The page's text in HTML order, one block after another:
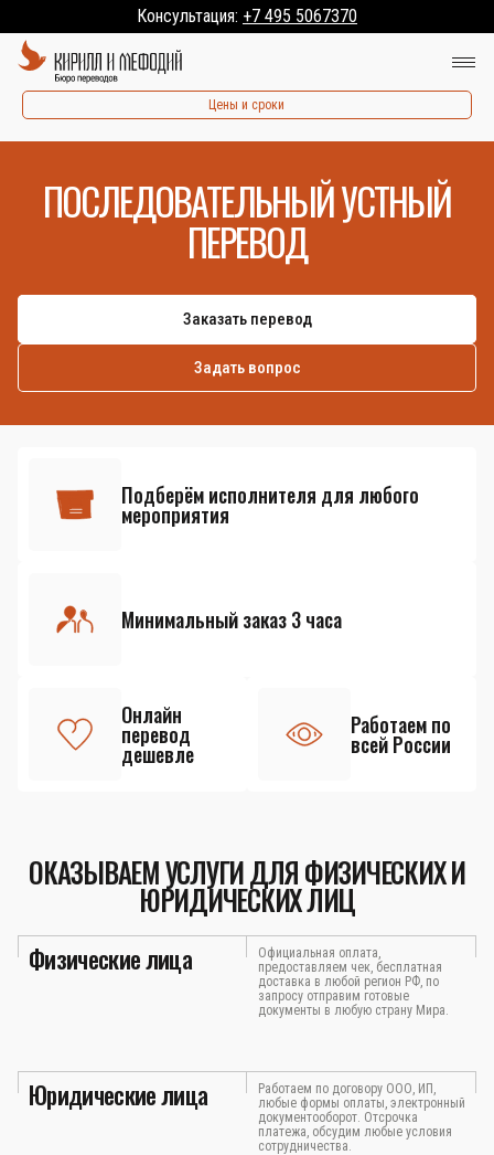
Консультация: +7 495 5067370
Цены и сроки
ПОСЛЕДОВАТЕЛЬНЫЙ УСТНЫЙ
ПЕРЕВОД
Заказать перевод
Задать вопрос
Подберём исполнителя для любого
мероприятия
Минимальный заказ 3 часа
Онлайн
перевод
дешевле
Работаем по
всей России
ОКАЗЫВАЕМ УСЛУГИ ДЛЯ ФИЗИЧЕСКИХ И
ЮРИДИЧЕСКИХ ЛИЦ
Физические лица
Официальная оплата,
предоставляем чек, бесплатная
доставка в любой регион РФ, по
запросу отправим готовые
документы в любую страну Мира.
Юридические лица
Работаем по договору ООО, ИП,
любые формы оплаты, электронный
документооборот. Отсрочка
платежа, обсудим любые условия
сотрудничества.